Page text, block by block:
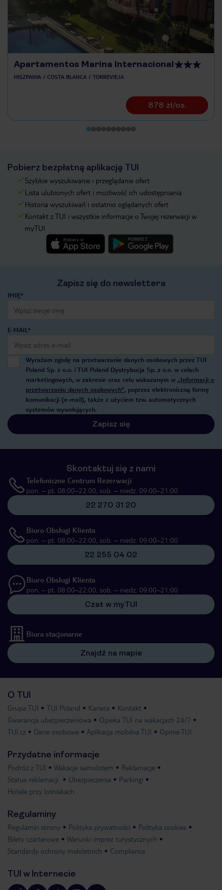
Apartamentos Marina Internacional
HISZPANIA COSTA BLANCA TORREVIEJA
878 zł/os.
Pobierz bezpłatną aplikację TUI
Szybkie wyszukiwanie i przeglądanie ofert
Lista ulubionych ofert i możliwość ich udostępniania
Historia wyszukiwań i ostatnio oglądanych ofert
Kontakt z TUI i wszystkie informacje o Twojej rezerwacji w
myTUI
Zapisz się do newslettera
IMIĘ*
E-MAIL*
Wyrażam zgodę na przetwarzanie danych osobowych przez TUI
Poland Sp. z o.o. i TUI Poland Dystrybucja Sp. z o.o. w celach
marketingowych, w zakresie oraz celu wskazanym w „Informacji o
przetwarzaniu danych osobowych”, poprzez elektroniczną formę
komunikacji (e-mail), także z użyciem tzw. automatycznych
systemów wywołujących.
Zapisz się
Skontaktuj się z nami
Telefoniczne Centrum Rezerwacji
pon. – pt. 08:00–22:00, sob. – niedz. 09:00–21:00
22 270 31 20
Biuro Obsługi Klienta
pon. – pt. 08:00–22:00, sob. – niedz. 09:00–21:00
22 255 04 02
Biuro Obsługi Klienta
pon. – pt. 08:00–22:00, sob. – niedz. 09:00–21:00
Czat w myTUI
Biura stacjonarne
Znajdź na mapie
O TUI
Grupa TUI TUI Poland Kariera
Kontakt
Gwarancja ubezpieczeniowa
Opieka TUI na wakacjach 24/7
TUI.cz
Dane osobowe Aplikacja mobilna TUI Opinie TUI
Przydatne informacje
Podróż z TUI Wakacje samolotem
Reklamacje
Status reklamacji
Ubezpieczenia
Parkingi
Hotele przy lotniskach
Regulaminy
Regulamin strony Polityka prywatności
Polityka cookies
Bilety czarterowe
Warunki imprez turystycznych
Standardy ochrony małoletnich
Compliance
TUI w Internecie